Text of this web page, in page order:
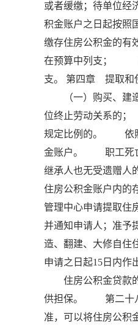
或者缓缴；待单位
积金账户之日起按
缴存住房公积金的
在预算中列支； （
支。 第四章 提取和
（一）购买、建
位终止劳动关系的
规定比例的。 依照
金账户。 职工死亡
继承人也无受遗赠
住房公积金账户内
管理中心申请提取住
并通知申请人；准
造、翻建、大修自
申请之日起15日内作
住房公积金贷款的
供担保。 第二十八
准，可以将住房公